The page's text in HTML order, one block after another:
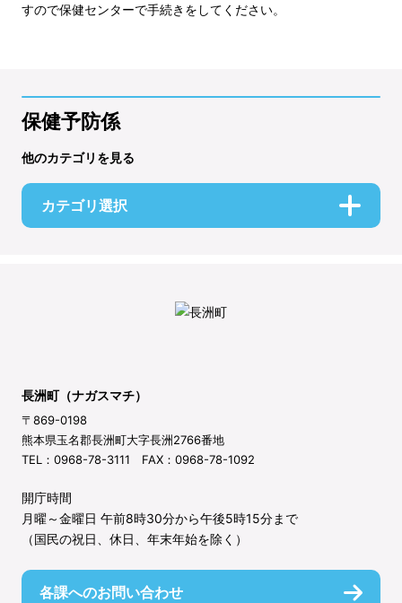
すので保健センターで手続きをしてください。
保健予防係
他のカテゴリを見る
カテゴリ選択
長洲町（ナガスマチ）
〒869-0198
熊本県玉名郡長洲町大字長洲2766番地
TEL：0968-78-3111 FAX：0968-78-1092
開庁時間
月曜～金曜日 午前8時30分から午後5時15分まで
（国民の祝日、休日、年末年始を除く）
各課へのお問い合わせ